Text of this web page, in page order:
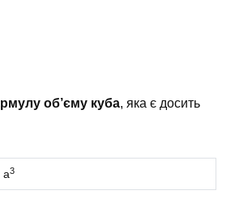
об’єму куба, яка є досить
a3